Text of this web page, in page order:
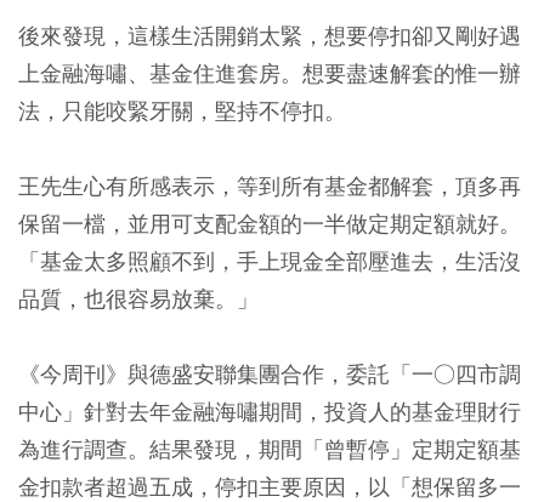
後來發現，這樣生活開銷太緊，想要停扣卻又剛好遇
上金融海嘯、基金住進套房。想要盡速解套的惟一辦
法，只能咬緊牙關，堅持不停扣。
王先生心有所感表示，等到所有基金都解套，頂多再
保留一檔，並用可支配金額的一半做定期定額就好。
「基金太多照顧不到，手上現金全部壓進去，生活沒
品質，也很容易放棄。」
《今周刊》與德盛安聯集團合作，委託「一○四市調
中心」針對去年金融海嘯期間，投資人的基金理財行
為進行調查。結果發現，期間「曾暫停」定期定額基
金扣款者超過五成，停扣主要原因，以「想保留多一